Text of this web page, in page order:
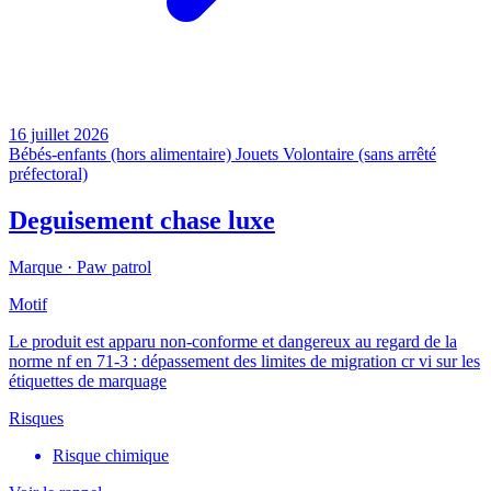
16 juillet 2026
Bébés-enfants (hors alimentaire) Jouets Volontaire (sans arrêté
préfectoral)
Deguisement chase luxe
Marque · Paw patrol
Motif
Le produit est apparu non-conforme et dangereux au regard de la
norme nf en 71-3 : dépassement des limites de migration cr vi sur les
étiquettes de marquage
Risques
Risque chimique